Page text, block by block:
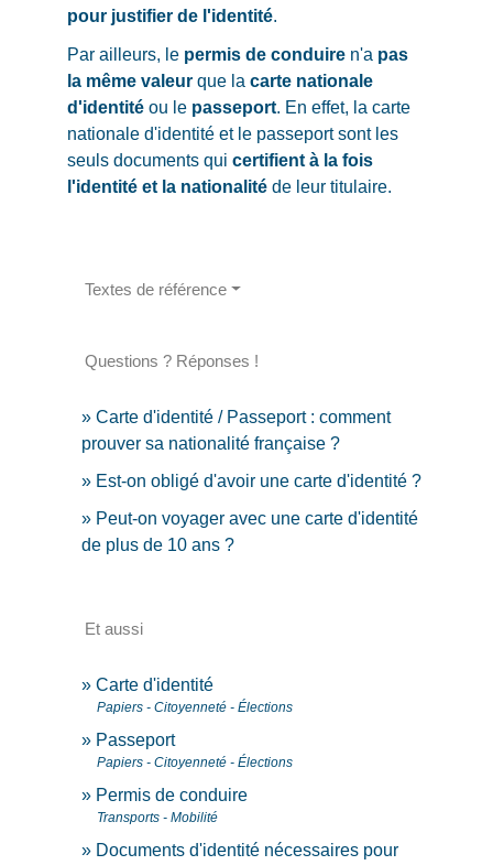
pour justifier de l'identité.
Par ailleurs, le permis de conduire n'a pas
la même valeur que lacarte nationale
d'identité ou le passeport. En effet, la carte
nationale d'identité et le passeport sont les
seuls documents quicertifient à la fois
l'identité et la nationalité de leur titulaire.
Textes de référence
Questions ? Réponses !
Carte d'identité / Passeport : comment
prouver sa nationalité française ?
Est-on obligé d'avoir une carte d'identité ?
Peut-on voyager avec une carte d'identité
de plus de 10 ans ?
Et aussi
Carte d'identité
Papiers - Citoyenneté - Élections
Passeport
Papiers - Citoyenneté - Élections
Permis de conduire
Transports - Mobilité
Documents d'identité nécessaires pour